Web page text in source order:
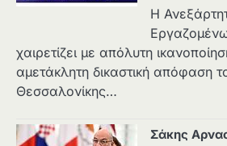
Η
χαιρετίζει με απόλυτη
αμετάκλητη δικαστική απόφαση
Θεσσαλονίκης…
Σάκης